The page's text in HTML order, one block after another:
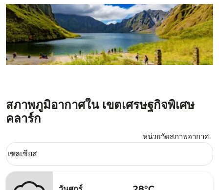
สภาพภูมิอากาศใน เขตเศรษฐกิจพิเศษ
คลาร์ก
หน่วยวัดสภาพอากาศ:
Weather unit option เซลเซียส Selected
เซลเซียส
keyboard_arrow_down